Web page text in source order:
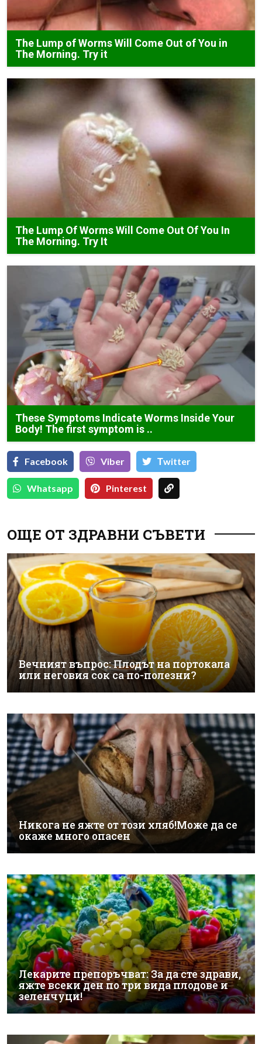
The Lump of Worms Will Come Out of You in
The Morning. Try it
The Lump Of Worms Will Come Out Of You In
The Morning. Try It
These Symptoms Indicate Worms Inside Your
Body! The first symptom is ..
Facebook Viber Тwitter
Whatsapp Pinterest
ОЩЕ ОТ ЗДРАВНИ СЪВЕТИ
Вечният въпрос: Плодът на портокала
или неговия сок са по-полезни?
Никога не яжте от този хляб!Може да се
окаже много опасен
Лекарите препоръчват: За да сте здрави,
яжте всеки ден по три вида плодове и
зеленчуци!